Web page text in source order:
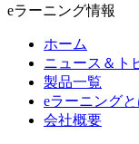
eラーニング情報
ホーム
ニュース＆ト
製品一覧
eラーニング
会社概要